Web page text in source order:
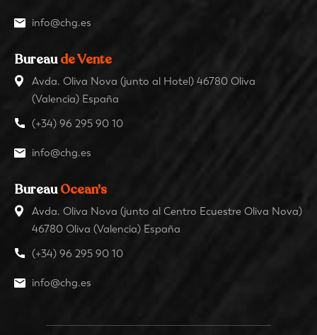
info@chg.es
Bureaude Vente
Avda. Oliva Nova (junto al Hotel) 46780 Oliva
(Valencia) España
(+34) 96 295 90 10
info@chg.es
BureauOcean's
Avda. Oliva Nova (junto al Centro Ecuestre Oliva Nova)
46780 Oliva (Valencia) España
(+34) 96 295 90 10
info@chg.es